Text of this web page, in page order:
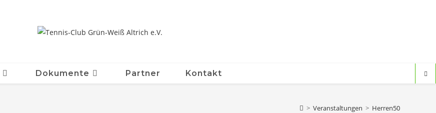
Dokumente Partner Kontakt
> Veranstaltungen > Herren50